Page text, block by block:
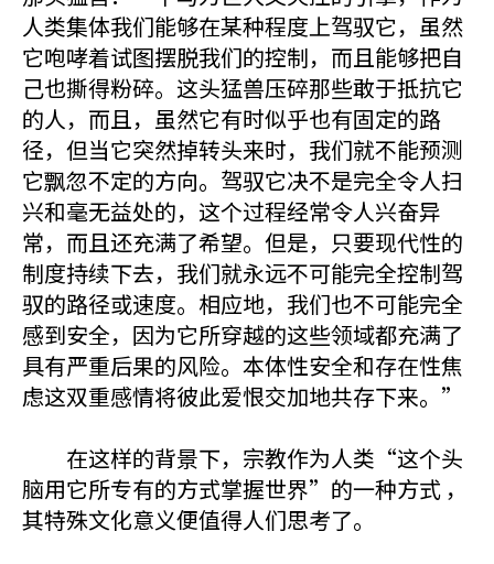
人类集体我们能够在某种程度上驾驭它，虽然
它咆哮着试图摆脱我们的控制，而且能够把自
己也撕得粉碎。这头猛兽压碎那些敢于抵抗它
的人，而且，虽然它有时似乎也有固定的路
径，但当它突然掉转头来时，我们就不能预测
它飘忽不定的方向。驾驭它决不是完全令人扫
兴和毫无益处的，这个过程经常令人兴奋异
常，而且还充满了希望。但是，只要现代性的
制度持续下去，我们就永远不可能完全控制驾
驭的路径或速度。相应地，我们也不可能完全
感到安全，因为它所穿越的这些领域都充满了
具有严重后果的风险。本体性安全和存在性焦
虑这双重感情将彼此爱恨交加地共存下来。”
在这样的背景下，宗教作为人类“这个头
脑用它所专有的方式掌握世界”的一种方式 ，
其特殊文化意义便值得人们思考了。